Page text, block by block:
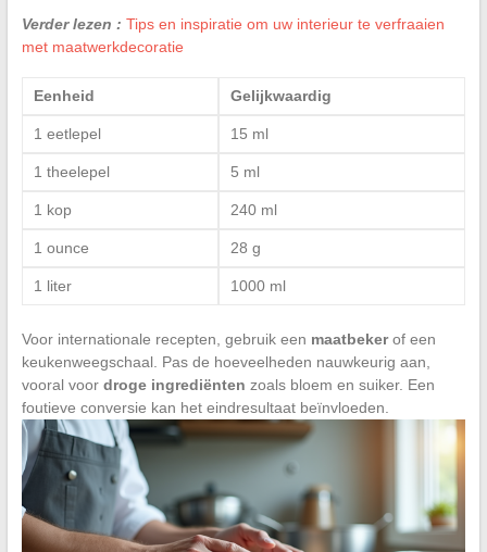
Verder lezen : Tips en inspiratie om uw interieur te verfraaien
met maatwerkdecoratie
Eenheid Gelijkwaardig
1 eetlepel 15 ml
1 theelepel 5 ml
1 kop 240 ml
1 ounce 28 g
1 liter 1000 ml
Voor internationale recepten, gebruik een maatbekerof een
keukenweegschaal. Pas de hoeveelheden nauwkeurig aan,
vooral voor droge ingrediënten zoals bloem en suiker. Een
foutieve conversie kan het eindresultaat beïnvloeden.